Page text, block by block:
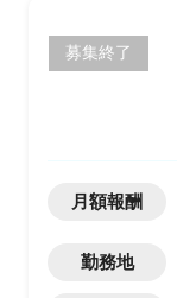
募集終了
月額報酬
勤務地